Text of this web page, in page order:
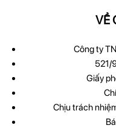
VỀ
Công ty
521/
Giấy
Chịu trách